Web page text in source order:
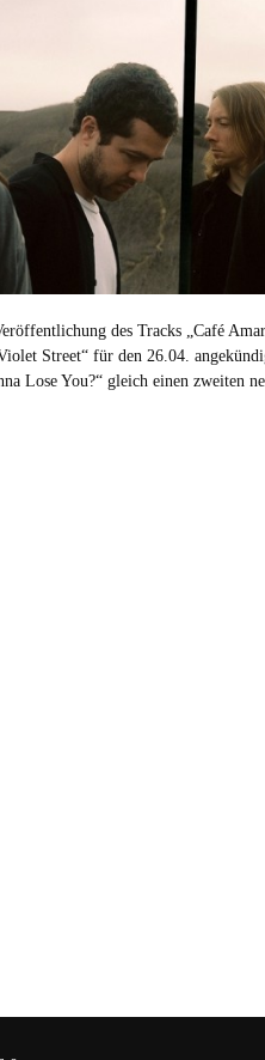
des Tracks „Café
Street“ für den 26.04.
Lose You?“ gleich einen zweiten